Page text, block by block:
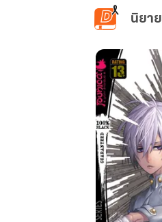
ข้ามไปยังเนื้อหาหลัก
นิยาย